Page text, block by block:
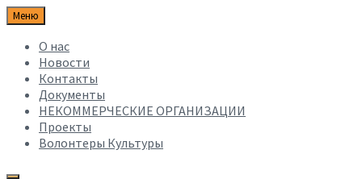
Меню
О нас
Новости
Контакты
Документы
НЕКОММЕРЧЕСКИЕ ОРГАНИЗАЦИИ
Проекты
Волонтеры Культуры